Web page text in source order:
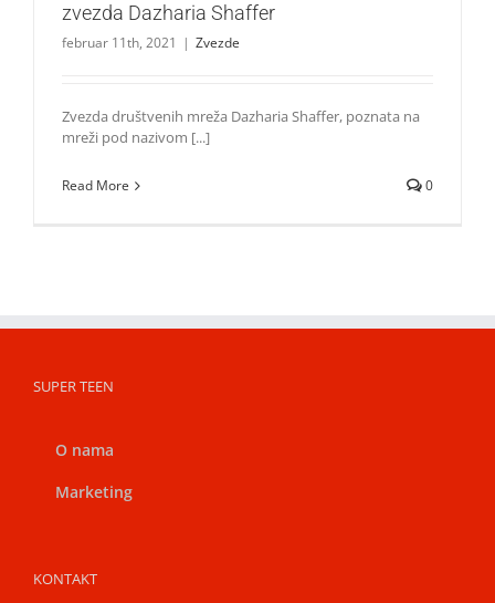
zvezda Dazharia Shaffer
februar 11th, 2021 | Zvezde
Zvezda društvenih mreža Dazharia Shaffer, poznata na
mreži pod nazivom [...]
Read More 0
SUPER TEEN
O nama
Marketing
KONTAKT